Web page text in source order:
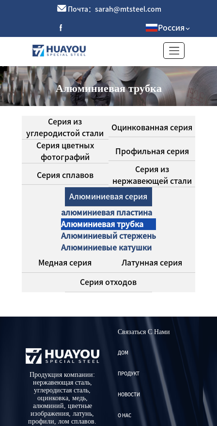
Почта：sarah@mtsteel.com
Россия
Алюминиевая трубка
Серия из
углеродистой стали
Оцинкованная серия
Серия цветных
фотографий
Профильная серия
Серия сплавов
Серия из
нержавеющей стали
Алюминиевая серия
алюминиевая пластина
Алюминиевая трубка
Алюминиевый стержень
Алюминиевые катушки
Медная серия
Латунная серия
Серия отходов
Продукция компании:
нержавеющая сталь,
углеродистая сталь,
оцинковка, медь,
алюминий, цветные
изображения, латунь,
профили, лом сплавов.
Связаться С Нами
ДОМ
ПРОДУКТ
НОВОСТИ
О НАС